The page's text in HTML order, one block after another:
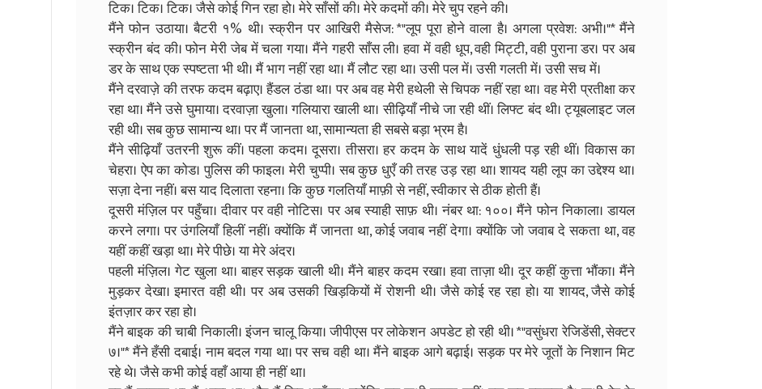
टिक। टिक। टिक। जैसे कोई गिन रहा हो। मेरे साँसों की। मेरे कदमों की। मेरे चुप रहने की।
मैंने फोन उठाया। बैटरी १% थी। स्क्रीन पर आखिरी मैसेज: *"लूप पूरा होने वाला है। अगला प्रवेश: अभी।"* मैंने
स्क्रीन बंद की। फोन मेरी जेब में चला गया। मैंने गहरी साँस ली। हवा में वही धूप, वही मिट्टी, वही पुराना डर। पर अब
डर के साथ एक स्पष्टता भी थी। मैं भाग नहीं रहा था। मैं लौट रहा था। उसी पल में। उसी गलती में। उसी सच में।
मैंने दरवाज़े की तरफ कदम बढ़ाए। हैंडल ठंडा था। पर अब वह मेरी हथेली से चिपक नहीं रहा था। वह मेरी प्रतीक्षा कर
रहा था। मैंने उसे घुमाया। दरवाज़ा खुला। गलियारा खाली था। सीढ़ियाँ नीचे जा रही थीं। लिफ्ट बंद थी। ट्यूबलाइट जल
रही थी। सब कुछ सामान्य था। पर मैं जानता था, सामान्यता ही सबसे बड़ा भ्रम है।
मैंने सीढ़ियाँ उतरनी शुरू कीं। पहला कदम। दूसरा। तीसरा। हर कदम के साथ यादें धुंधली पड़ रही थीं। विकास का
चेहरा। ऐप का कोड। पुलिस की फाइल। मेरी चुप्पी। सब कुछ धुएँ की तरह उड़ रहा था। शायद यही लूप का उद्देश्य था।
सज़ा देना नहीं। बस याद दिलाता रहना। कि कुछ गलतियाँ माफ़ी से नहीं, स्वीकार से ठीक होती हैं।
दूसरी मंज़िल पर पहुँचा। दीवार पर वही नोटिस। पर अब स्याही साफ़ थी। नंबर था: १००। मैंने फोन निकाला। डायल
करने लगा। पर उंगलियाँ हिलीं नहीं। क्योंकि मैं जानता था, कोई जवाब नहीं देगा। क्योंकि जो जवाब दे सकता था, वह
यहीं कहीं खड़ा था। मेरे पीछे। या मेरे अंदर।
पहली मंज़िल। गेट खुला था। बाहर सड़क खाली थी। मैंने बाहर कदम रखा। हवा ताज़ा थी। दूर कहीं कुत्ता भौंका। मैंने
मुड़कर देखा। इमारत वही थी। पर अब उसकी खिड़कियों में रोशनी थी। जैसे कोई रह रहा हो। या शायद, जैसे कोई
इंतज़ार कर रहा हो।
मैंने बाइक की चाबी निकाली। इंजन चालू किया। जीपीएस पर लोकेशन अपडेट हो रही थी। *"वसुंधरा रेजिडेंसी, सेक्टर
७।"* मैंने हँसी दबाई। नाम बदल गया था। पर सच वही था। मैंने बाइक आगे बढ़ाई। सड़क पर मेरे जूतों के निशान मिट
रहे थे। जैसे कभी कोई वहाँ आया ही नहीं था।